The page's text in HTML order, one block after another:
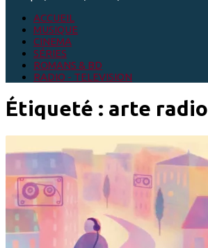
ACCUEIL
MUSIQUE
CINEMA
SÉRIES
ROMANS & BD
RADIO - TELEVISION
Étiqueté : arte radio